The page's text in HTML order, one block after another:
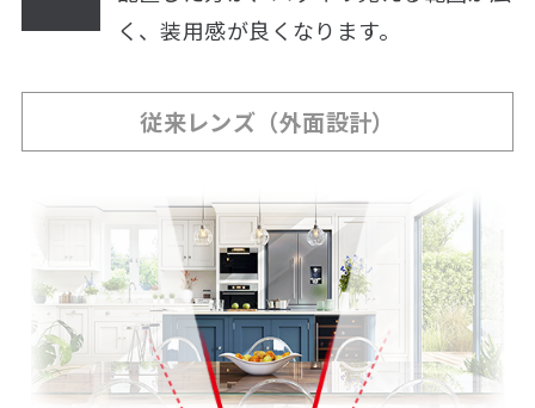
く、装用感が良くなります。
従来レンズ（外面設計）